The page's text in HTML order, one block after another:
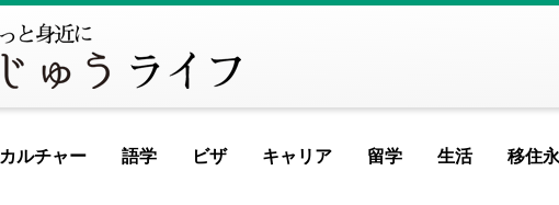
移住
語学 ビザ 留学
キャリア 生活
カルチャー